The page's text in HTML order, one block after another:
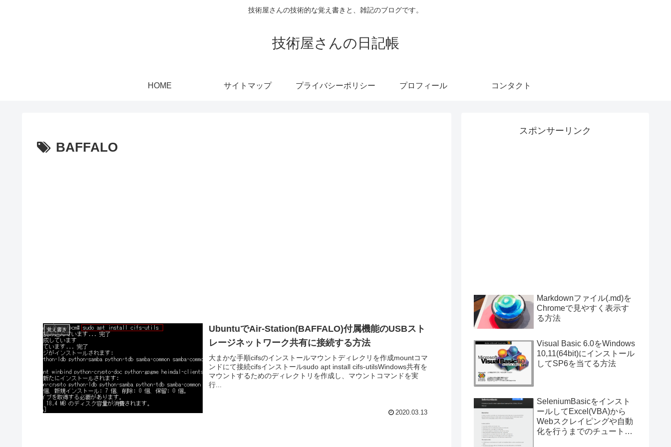
技術屋さんの技術的な覚え書きと、雑記のブログです。
技術屋さんの日記帳
HOME サイトマップ プライバシーポリシー プロフィール コンタクト
BAFFALO
覚え書き
UbuntuでAir-Station(BAFFALO)付属機能のUSBスト
レージネットワーク共有に接続する方法
大まかな手順cifsのインストールマウントディレクリを作成mountコマ
ンドにて接続cifsインストールsudo apt install cifs-utilsWindows共有を
マウントするためのディレクトリを作成し、マウントコマンドを実
行...
2020.03.13
スポンサーリンク
Markdownファイル(.md)を
Chromeで見やすく表示す
る方法
Visual Basic 6.0をWindows
10,11(64bit)にインストール
してSP6を当てる方法
SeleniumBasicをインスト
ールしてExcel(VBA)から
Webスクレイピングや自動
化を行うまでのチュートリ